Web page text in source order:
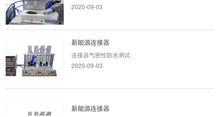
2020-09-03
新能源连接器
连接器气密性防水测试
2020-09-03
新能源连接器